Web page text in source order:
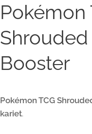
Pokémon
Booster
Pokémon TCG
kariet.